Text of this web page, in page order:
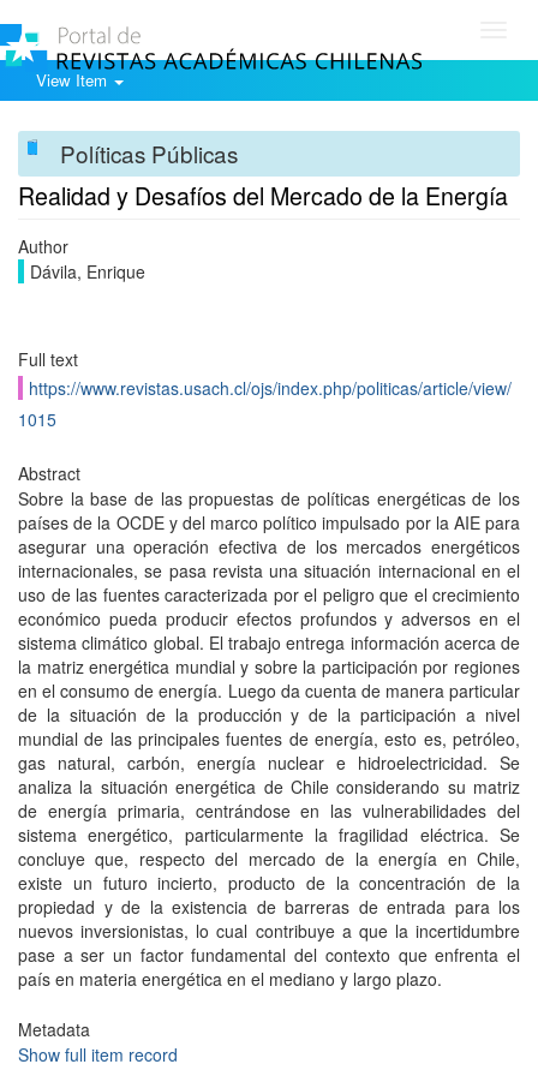
View Item
Políticas Públicas
Realidad y Desafíos del Mercado de la Energía
Author
Dávila, Enrique
Full text
https://www.revistas.usach.cl/ojs/index.php/politicas/article/view/
1015
Abstract
Sobre la base de las propuestas de políticas energéticas de los
países de la OCDE y del marco político impulsado por la AIE para
asegurar una operación efectiva de los mercados energéticos
internacionales, se pasa revista una situación internacional en el
uso de las fuentes caracterizada por el peligro que el crecimiento
económico pueda producir efectos profundos y adversos en el
sistema climático global. El trabajo entrega información acerca de
la matriz energética mundial y sobre la participación por regiones
en el consumo de energía. Luego da cuenta de manera particular
de la situación de la producción y de la participación a nivel
mundial de las principales fuentes de energía, esto es, petróleo,
gas natural, carbón, energía nuclear e hidroelectricidad. Se
analiza la situación energética de Chile considerando su matriz
de energía primaria, centrándose en las vulnerabilidades del
sistema energético, particularmente la fragilidad eléctrica. Se
concluye que, respecto del mercado de la energía en Chile,
existe un futuro incierto, producto de la concentración de la
propiedad y de la existencia de barreras de entrada para los
nuevos inversionistas, lo cual contribuye a que la incertidumbre
pase a ser un factor fundamental del contexto que enfrenta el
país en materia energética en el mediano y largo plazo.
Metadata
Show full item record